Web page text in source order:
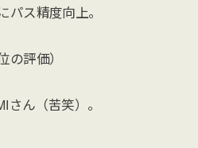
パス精度向上。
の評価）
さん（苦笑）。